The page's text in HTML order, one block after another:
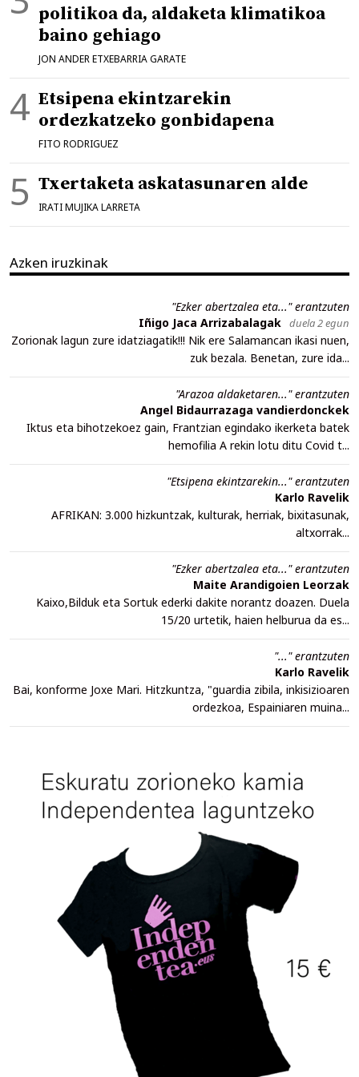
politikoa da, aldaketa klimatikoa
baino gehiago
JON ANDER ETXEBARRIA GARATE
Etsipena ekintzarekin
ordezkatzeko gonbidapena
FITO RODRIGUEZ
Txertaketa askatasunaren alde
IRATI MUJIKA LARRETA
Azken iruzkinak
"Ezker abertzalea eta..." erantzuten
Iñigo Jaca Arrizabalagak duela 2 egun
Zorionak lagun zure idatziagatik!!! Nik ere Salamancan ikasi nuen,
zuk bezala. Benetan, zure ida...
"Arazoa aldaketaren..." erantzuten
Angel Bidaurrazaga vandierdonckek
Iktus eta bihotzekoez gain, Frantzian egindako ikerketa batek
hemofilia A rekin lotu ditu Covid t...
"Etsipena ekintzarekin..." erantzuten
Karlo Ravelik
AFRIKAN: 3.000 hizkuntzak, kulturak, herriak, bixitasunak,
altxorrak...
"Ezker abertzalea eta..." erantzuten
Maite Arandigoien Leorzak
Kaixo,Bilduk eta Sortuk ederki dakite norantz doazen. Duela
15/20 urtetik, haien helburua da es...
"..." erantzuten
Karlo Ravelik
Bai, konforme Joxe Mari. Hitzkuntza, "guardia zibila, inkisizioaren
ordezkoa, Espainiaren muina...